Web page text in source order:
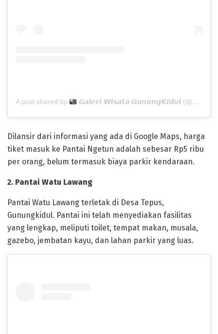
A post shared by 𝙂𝙖𝙡𝙚𝙧𝙞 𝙒𝙞𝙨𝙖𝙩𝙖 𝙂𝙪𝙣𝙪𝙣𝙜𝙆𝙞𝙙𝙪𝙡 (@gunungkidul.ig)
Dilansir dari informasi yang ada di Google Maps, harga
tiket masuk ke Pantai Ngetun adalah sebesar Rp5 ribu
per orang, belum termasuk biaya parkir kendaraan.
2. Pantai Watu Lawang
Pantai Watu Lawang terletak di Desa Tepus,
Gunungkidul. Pantai ini telah menyediakan fasilitas
yang lengkap, meliputi toilet, tempat makan, musala,
gazebo, jembatan kayu, dan lahan parkir yang luas.